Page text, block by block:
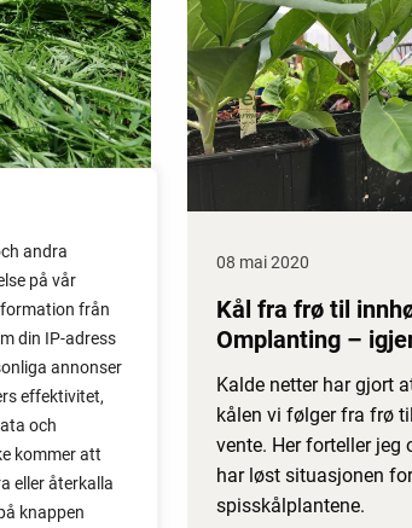
andra
på vår
från
din IP-adress
annonser
effektivitet,
och
kommer att
eller återkalla
knappen
nok
ikke ved
noen år
med
08 mai 2020
Kål fra frø til
Omplanting –
Kalde netter har gjort
kålen vi følger fra frø
vente. Her forteller jeg
har løst situasjonen
spisskålplantene.